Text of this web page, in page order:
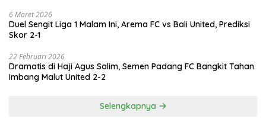
6 Maret 2026
Duel Sengit Liga 1 Malam Ini, Arema FC vs Bali United, Prediksi
Skor 2-1
22 Februari 2026
Dramatis di Haji Agus Salim, Semen Padang FC Bangkit Tahan
Imbang Malut United 2-2
Selengkapnya